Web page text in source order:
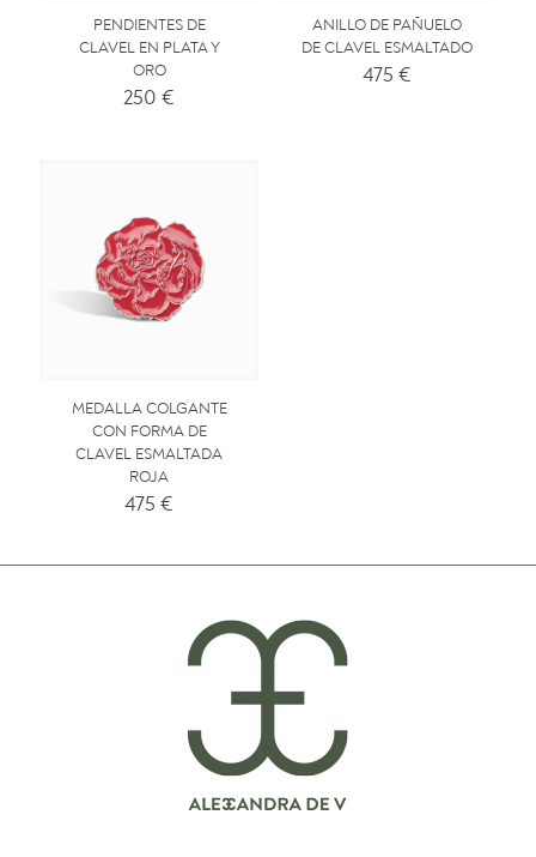
PENDIENTES DE
CLAVEL EN PLATA Y
ORO
250€
ANILLO DE PAÑUELO
DE CLAVEL ESMALTADO
475 €
MEDALLA COLGANTE
CON FORMA DE
CLAVEL ESMALTADA
ROJA
475€